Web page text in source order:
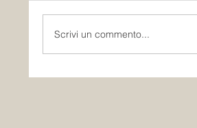
Scrivi un commento...